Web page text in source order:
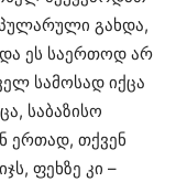
გახდა,
ეს საერთოდ არ
სამოსად იქცა
საბაზისო
ერთად, თქვენ
ფეხზე კი –